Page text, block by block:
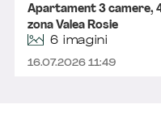
Apartament 3 camere,
zona Valea Rosie
6 imagini
16.07.2026 11:49